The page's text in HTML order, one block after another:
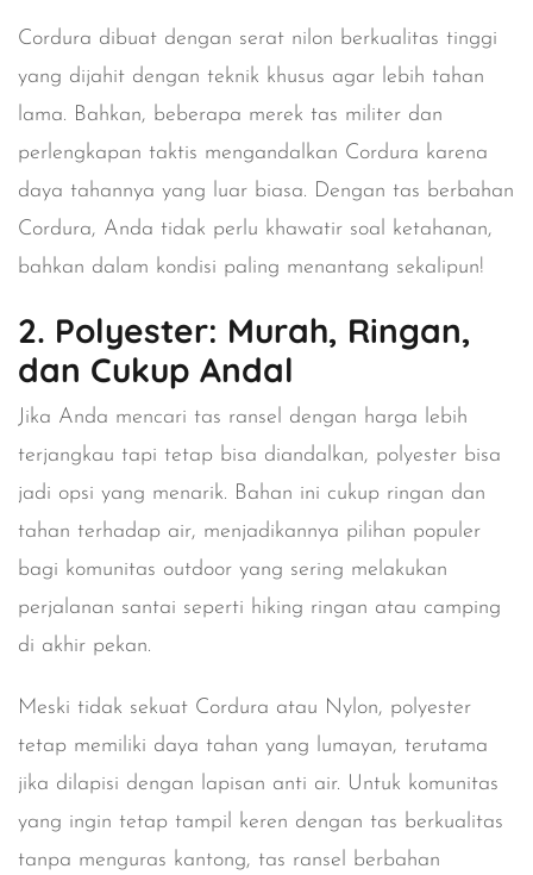
Cordura dibuat dengan serat nilon berkualitas tinggi
yang dijahit dengan teknik khusus agar lebih tahan
lama. Bahkan, beberapa merek tas militer dan
perlengkapan taktis mengandalkan Cordura karena
daya tahannya yang luar biasa. Dengan tas berbahan
Cordura, Anda tidak perlu khawatir soal ketahanan,
bahkan dalam kondisi paling menantang sekalipun!
2. Polyester: Murah, Ringan,
dan Cukup Andal
Jika Anda mencari tas ransel dengan harga lebih
terjangkau tapi tetap bisa diandalkan, polyester bisa
jadi opsi yang menarik. Bahan ini cukup ringan dan
tahan terhadap air, menjadikannya pilihan populer
bagi komunitas outdoor yang sering melakukan
perjalanan santai seperti hiking ringan atau camping
di akhir pekan.
Meski tidak sekuat Cordura atau Nylon, polyester
tetap memiliki daya tahan yang lumayan, terutama
jika dilapisi dengan lapisan anti air. Untuk komunitas
yang ingin tetap tampil keren dengan tas berkualitas
tanpa menguras kantong, tas ransel berbahan